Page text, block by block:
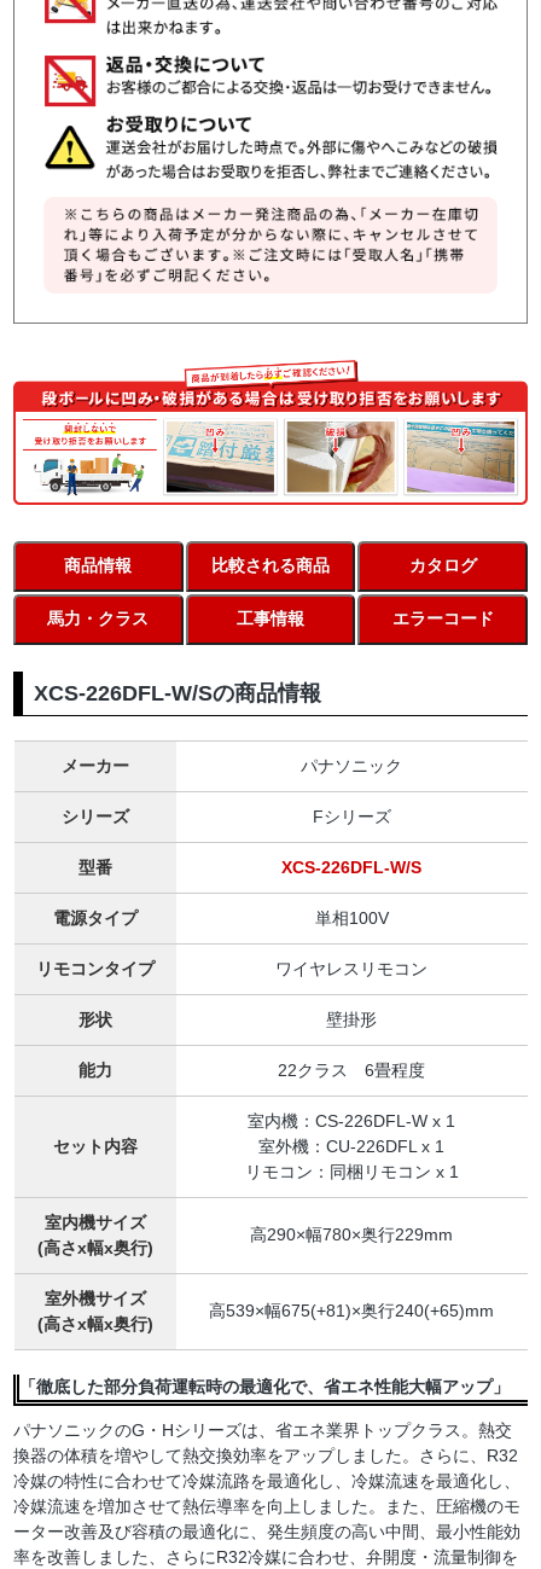
商品情報 比較される商品 カタログ
馬力・クラス 工事情報 エラーコード
XCS-226DFL-W/Sの商品情報
メーカー パナソニック
シリーズ Fシリーズ
型番 XCS-226DFL-W/S
電源タイプ 単相100V
リモコンタイプ ワイヤレスリモコン
形状 壁掛形
能力 22クラス 6畳程度
セット内容
室内機：CS-226DFL-W x 1
室外機：CU-226DFL x 1
リモコン：同梱リモコン x 1
室内機サイズ
(高さx幅x奥行)
高290×幅780×奥行229mm
室外機サイズ
(高さx幅x奥行)
高539×幅675(+81)×奥行240(+65)mm
「徹底した部分負荷運転時の最適化で、省エネ性能大幅アップ」
パナソニックのG・Hシリーズは、省エネ業界トップクラス。熱交
換器の体積を増やして熱交換効率をアップしました。さらに、R32
冷媒の特性に合わせて冷媒流路を最適化し、冷媒流速を最適化し、
冷媒流速を増加させて熱伝導率を向上しました。また、圧縮機のモ
ーター改善及び容積の最適化に、発生頻度の高い中間、最小性能効
率を改善しました、さらにR32冷媒に合わせ、弁開度・流量制御を